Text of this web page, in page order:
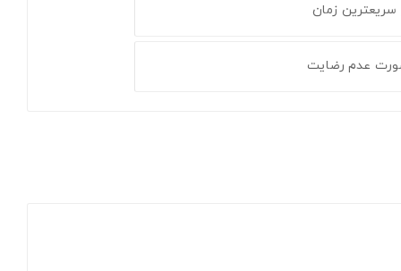
سریعترین زمان
عدم رضایت